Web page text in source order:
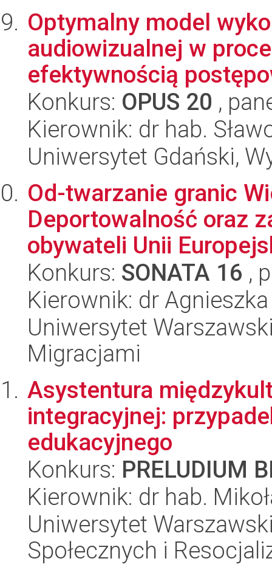
Optymalny model
audiowizualnej w
efektywnością
Konkurs: OPUS 20 ,
Kierownik: dr hab.
Uniwersytet Gdański,
Od-twarzanie granic
Deportowalność oraz
obywateli Unii
Konkurs: SONATA 16 ,
Kierownik: dr
Uniwersytet
Migracjami
Asystentura
integracyjnej:
edukacyjnego
Konkurs: PRELUDIUM
Kierownik: dr hab.
Uniwersytet
Społecznych i